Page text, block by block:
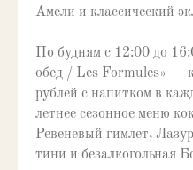
Амели и классический
По будням с 12:00 до
обед / Les Formules» —
рублей с напитком в
летнее сезонное меню
Ревеневый гимлет,
тини и безалкогольная